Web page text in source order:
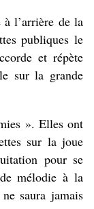
l’arrière de la
publiques le
et répète
sur la grande
». Elles ont
sur la joue
pour se
mélodie à la
saura jamais